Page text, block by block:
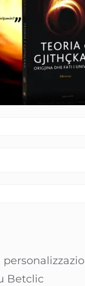
Betclic